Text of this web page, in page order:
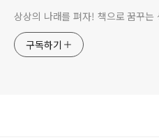
상상의 나래를 펴자! 책으로 꿈꾸는
구독하기